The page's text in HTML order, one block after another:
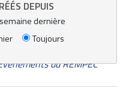
DEPUIS
dernière
Toujours
l'intervention
marine accidentelle
du REMPEC